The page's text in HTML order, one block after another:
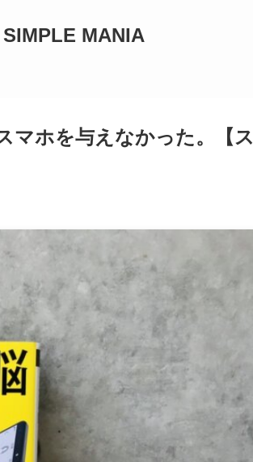
SIMPLE MANIA
マホを与えなかった。【ス